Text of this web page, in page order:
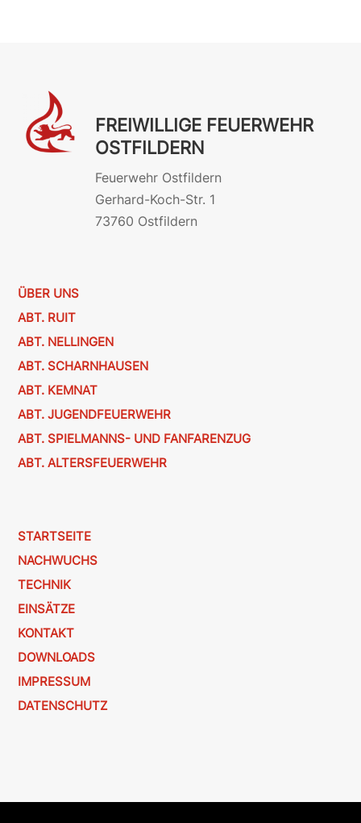
FREIWILLIGE FEUERWEHR
OSTFILDERN
Feuerwehr Ostfildern
Gerhard-Koch-Str. 1
73760 Ostfildern
ÜBER UNS
ABT. RUIT
ABT. NELLINGEN
ABT. SCHARNHAUSEN
ABT. KEMNAT
ABT. JUGENDFEUERWEHR
ABT. SPIELMANNS- UND FANFARENZUG
ABT. ALTERSFEUERWEHR
STARTSEITE
NACHWUCHS
TECHNIK
EINSÄTZE
KONTAKT
DOWNLOADS
IMPRESSUM
DATENSCHUTZ